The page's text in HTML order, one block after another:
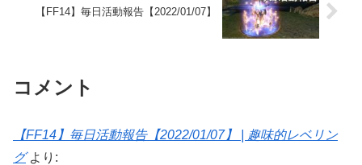
【FF14】毎日活動報告【2022/01/07】
コメント
【FF14】毎日活動報告【2022/01/07】 | 趣味的レベリン
グ より: